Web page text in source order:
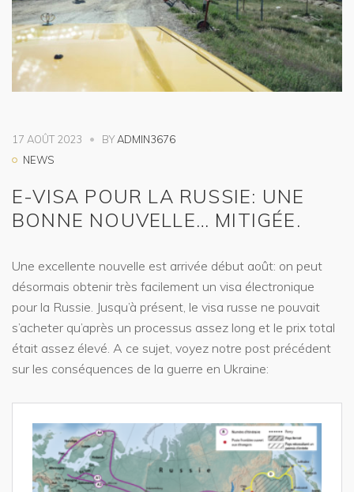
17 AOÛT 2023 BY ADMIN3676
NEWS
E-VISA POUR LA RUSSIE: UNE
BONNE NOUVELLE… MITIGÉE.
Une excellente nouvelle est arrivée début août: on peut
désormais obtenir très facilement un visa électronique
pour la Russie. Jusqu’à présent, le visa russe ne pouvait
s’acheter qu’après un processus assez long et le prix total
était assez élevé. A ce sujet, voyez notre post précédent
sur les conséquences de la guerre en Ukraine: